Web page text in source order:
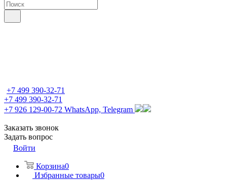
+7 499 390-32-71
+7 499 390-32-71
+7 926 129-00-72 WhatsApp, Telegram
Заказать звонок
Задать вопрос
Войти
Корзина0
Избранные товары0